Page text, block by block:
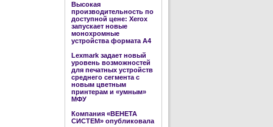
Высокая
производительность по
доступной цене: Xerox
запускает новые
монохромные
устройства формата А4
Lexmark задает новый
уровень возможностей
для печатных устройств
среднего сегмента с
новым цветным
принтерам и «умным»
МФУ
Компания «ВЕНЕТА
СИСТЕМ» опубликовала